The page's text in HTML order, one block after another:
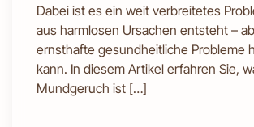
Dabei ist es ein weit verbreitetes
aus harmlosen Ursachen entsteht –
ernsthafte gesundheitliche Probleme
kann. In diesem Artikel erfahren Sie,
Mundgeruch ist […]